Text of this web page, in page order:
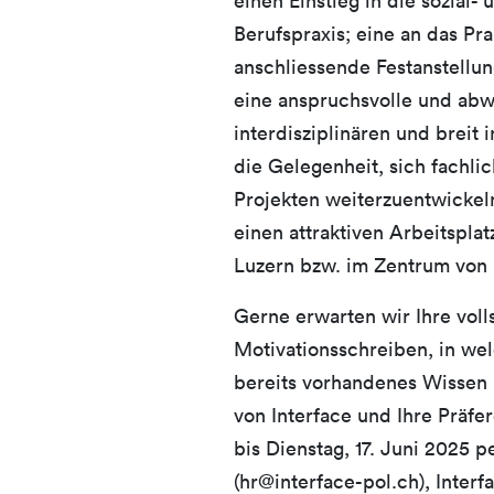
Berufspraxis; eine an das
anschliessende
eine anspruchsvolle und
interdisziplinären und breit
die Gelegenheit, sich
Projekten
einen attraktiven
Luzern bzw. im Zentrum von
Gerne erwarten wir Ihre
Motivationsschreiben, in
bereits vorhandenes
von Interface und Ihre
bis Dienstag, 17. Juni 2025
(hr@interface-pol.ch),